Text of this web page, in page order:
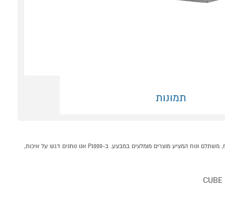
תמונות
מזגן מיני מרכזי FAMILY CUBE DUCT INVERTER 50T קונים אונליין בקטגוריית מזגן מיני מרכזי אינוורטר במחלקת מזגנים מאווררים ומוצרי חימום בP1000 - אתר קניות ישראלי בטוח, משתלם ונוח המציע מוצרים מומלצים במבצע. ב-P1000 אנו נותנים דגש על איכות,
CUBE